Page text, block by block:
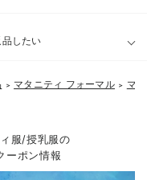
したい
＞ マタニティ フォーマル ＞ マ
服/授乳服の
ーポン情報